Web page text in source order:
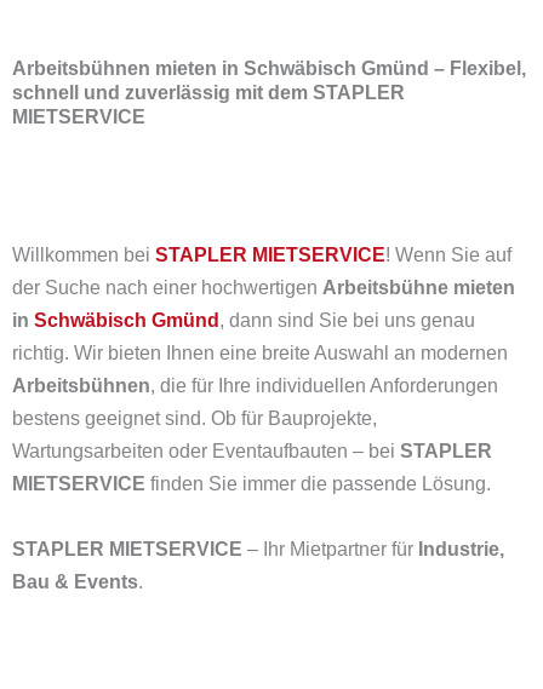
Arbeitsbühnen mieten in Schwäbisch Gmünd – Flexibel,
schnell und zuverlässig mit dem STAPLER
MIETSERVICE
Willkommen bei STAPLER MIETSERVICE! Wenn Sie auf
der Suche nach einer hochwertigen Arbeitsbühne mieten
in Schwäbisch Gmünd , dann sind Sie bei uns genau
richtig. Wir bieten Ihnen eine breite Auswahl an modernen
Arbeitsbühnen, die für Ihre individuellen Anforderungen
bestens geeignet sind. Ob für Bauprojekte,
Wartungsarbeiten oder Eventaufbauten – bei STAPLER
MIETSERVICE finden Sie immer die passende Lösung.
STAPLER MIETSERVICE – Ihr Mietpartner für Industrie,
Bau & Events.